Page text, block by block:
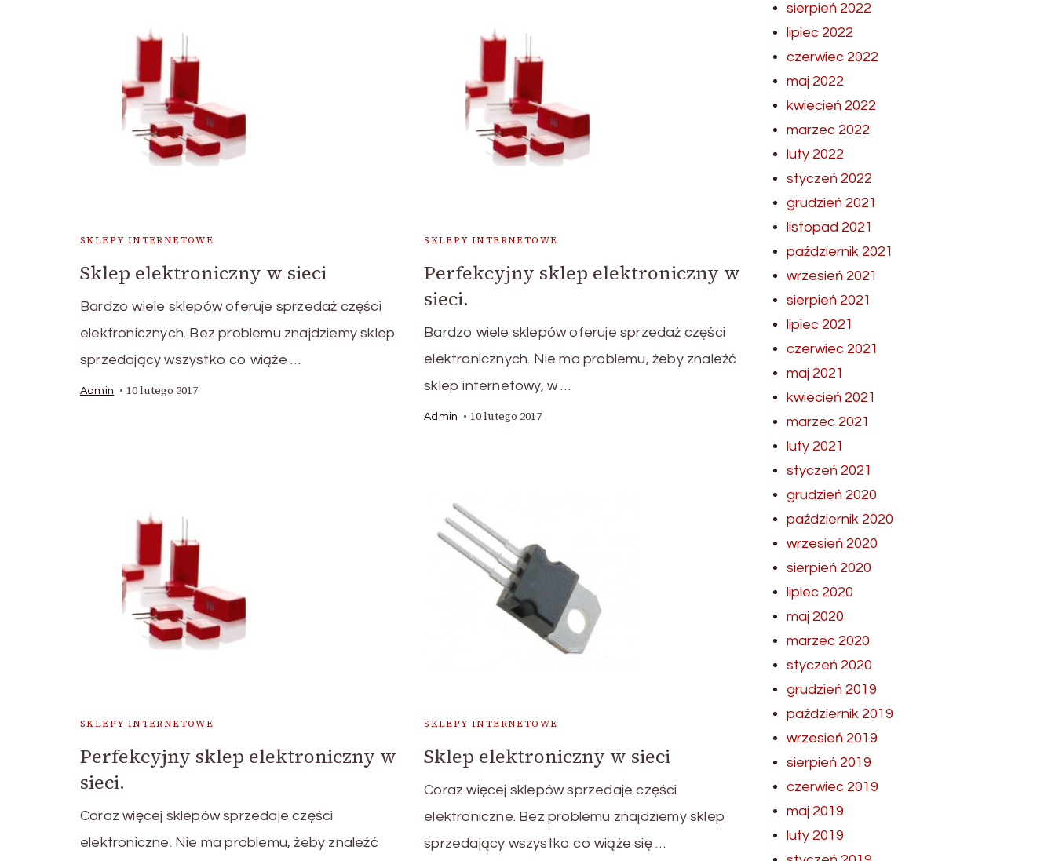
SKLEPY INTERNETOWE
Sklep elektroniczny w sieci
Bardzo wiele sklepów oferuje sprzedaż części
elektronicznych. Bez problemu znajdziemy sklep
sprzedający wszystko co wiąże …
Admin 10 lutego 2017
SKLEPY INTERNETOWE
Perfekcyjny sklep elektroniczny w
sieci.
Bardzo wiele sklepów oferuje sprzedaż części
elektronicznych. Nie ma problemu, żeby znaleźć
sklep internetowy, w …
Admin 10 lutego 2017
SKLEPY INTERNETOWE
Perfekcyjny sklep elektroniczny w
sieci.
Coraz więcej sklepów sprzedaje części
elektroniczne. Nie ma problemu, żeby znaleźć
SKLEPY INTERNETOWE
Sklep elektroniczny w sieci
Coraz więcej sklepów sprzedaje części
elektroniczne. Bez problemu znajdziemy sklep
sprzedający wszystko co wiąże się …
sierpień 2022
lipiec 2022
czerwiec 2022
maj 2022
kwiecień 2022
marzec 2022
luty 2022
styczeń 2022
grudzień 2021
listopad 2021
październik 2021
wrzesień 2021
sierpień 2021
lipiec 2021
czerwiec 2021
maj 2021
kwiecień 2021
marzec 2021
luty 2021
styczeń 2021
grudzień 2020
październik 2020
wrzesień 2020
sierpień 2020
lipiec 2020
maj 2020
marzec 2020
styczeń 2020
grudzień 2019
październik 2019
wrzesień 2019
sierpień 2019
czerwiec 2019
maj 2019
luty 2019